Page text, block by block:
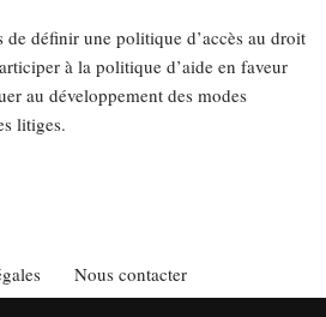
définir une politique d’accès au droit
à la politique d’aide en faveur
au développement des modes
litiges.
Nous contacter